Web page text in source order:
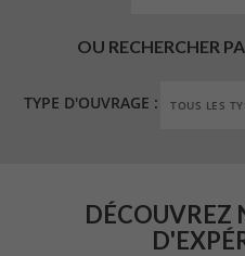
OU RECHERCHER
TYPE D'OUVRAGE :
DÉCOUVREZ